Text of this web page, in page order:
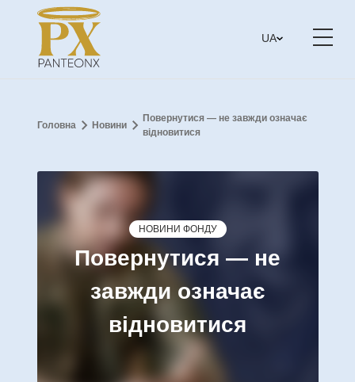
UA
Головна Новини
Повернутися — не завжди означає
відновитися
НОВИНИ ФОНДУ
Повернутися — не
завжди означає
відновитися